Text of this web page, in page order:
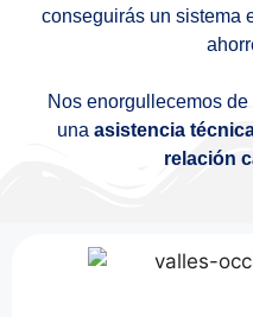
conseguirás un sistema
Nos enorgullecemos
una asistencia
relación